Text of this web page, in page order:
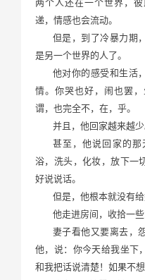
递，情感也会流动。
但是，到了冷暴力期
是另一个世界的人了。
他对你的感受和生活
情。你哭也好，闹也罢，
谓，也完全不，在，乎。
并且，他回家越来越少
甚至，他说回家的
浴，洗头，化妆，放下一
好说说话。
但是，他根本就没有给
他走进房间，收拾一
妻子看他又要离去，
他，说：你今天给我坐下
和我把话说清楚！如果不